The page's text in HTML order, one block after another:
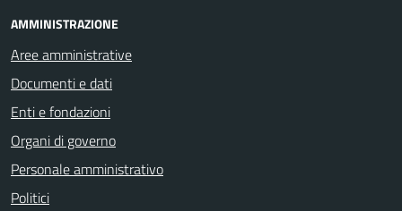
AMMINISTRAZIONE
Aree amministrative
Documenti e dati
Enti e fondazioni
Organi di governo
Personale amministrativo
Politici